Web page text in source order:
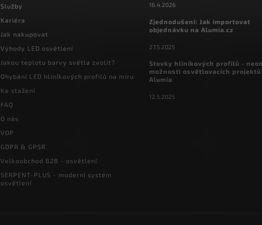
Služby
Kariéra
Jak nakupovat
Výhody LED osvětlení
Jakou teplotu barvy světla zvolit?
Ohybání LED hliníkových profilů na míru
Ke stažení
FAQ
O nás
VOP
GDPR & GPSR
Velkoobchod B2B - osvětlení
SERPENT-PLUS - moderní systém
osvětlení
16.4.2026
Zjednodušení: Jak importovat
objednávku na Alumia.cz
27.5.2025
Stovky hliníkových profilů -
možnosti osvětlovacích projektů
Alumia
12.5.2025